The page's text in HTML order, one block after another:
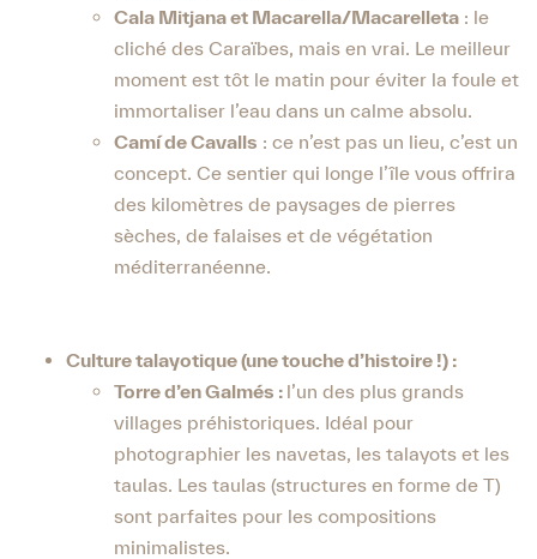
Cala Mitjana et Macarella/Macarelleta : le
cliché des Caraïbes, mais en vrai. Le meilleur
moment est tôt le matin pour éviter la foule et
immortaliser l’eau dans un calme absolu.
Camí de Cavalls : ce n’est pas un lieu, c’est un
concept. Ce sentier qui longe l’île vous offrira
des kilomètres de paysages de pierres
sèches, de falaises et de végétation
méditerranéenne.
Culture talayotique (une touche d’histoire !) :
Torre d’en Galmés : l’un des plus grands
villages préhistoriques. Idéal pour
photographier les navetas, les talayots et les
taulas. Les taulas (structures en forme de T)
sont parfaites pour les compositions
minimalistes.